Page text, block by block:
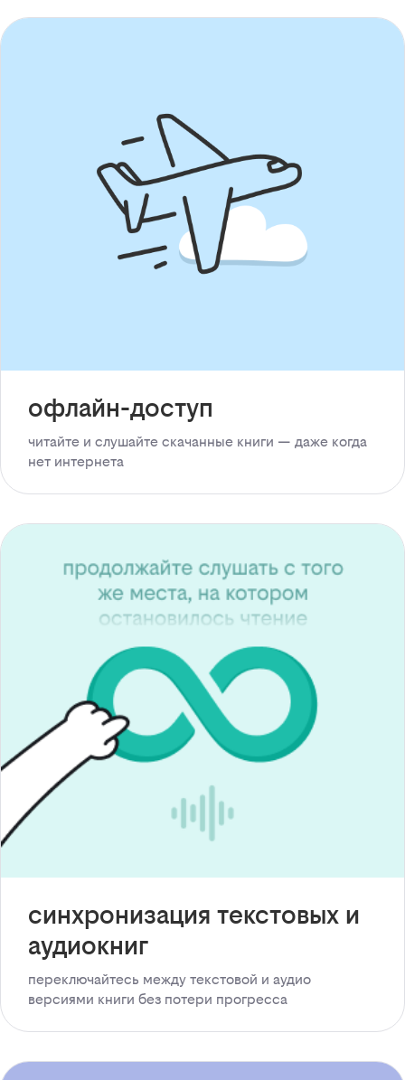
офлайн-доступ
читайте и слушайте скачанные книги — даже когда
нет интернета
синхронизация текстовых и
аудиокниг
переключайтесь между текстовой и аудио
версиями книги без потери прогресса